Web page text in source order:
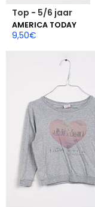
Top - 5/6 jaar
AMERICA TODAY
9,50€